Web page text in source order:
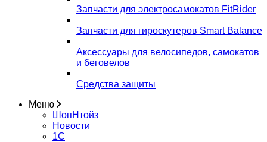
Запчасти для электросамокатов FitRider
Запчасти для гироскутеров Smart Balance
Аксессуары для велосипедов, самокатов
и беговелов
Средства защиты
Меню
ШопНтойз
Новости
1C